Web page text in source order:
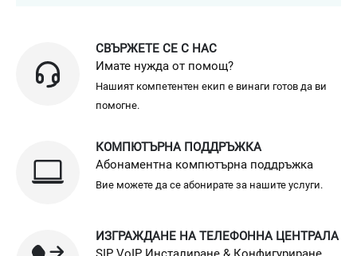
СВЪРЖЕТЕ СЕ С НАС
Имате нужда от помощ?
Нашият компетентен екип е винаги готов да ви
помогне.
КОМПЮТЪРНА ПОДДРЪЖКА
Абонаментна компютърна поддръжка
Вие можете да се абонирате за нашите услуги.
ИЗГРАЖДАНЕ НА ТЕЛЕФОННА ЦЕНТРАЛА